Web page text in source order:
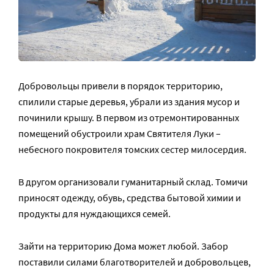
Добровольцы привели в порядок территорию,
спилили старые деревья, убрали из здания мусор и
починили крышу. В первом из отремонтированных
помещений обустроили храм Святителя Луки –
небесного покровителя томских сестер милосердия.
В другом организовали гуманитарный склад. Томичи
приносят одежду, обувь, средства бытовой химии и
продукты для нуждающихся семей.
Зайти на территорию Дома может любой. Забор
поставили силами благотворителей и добровольцев,